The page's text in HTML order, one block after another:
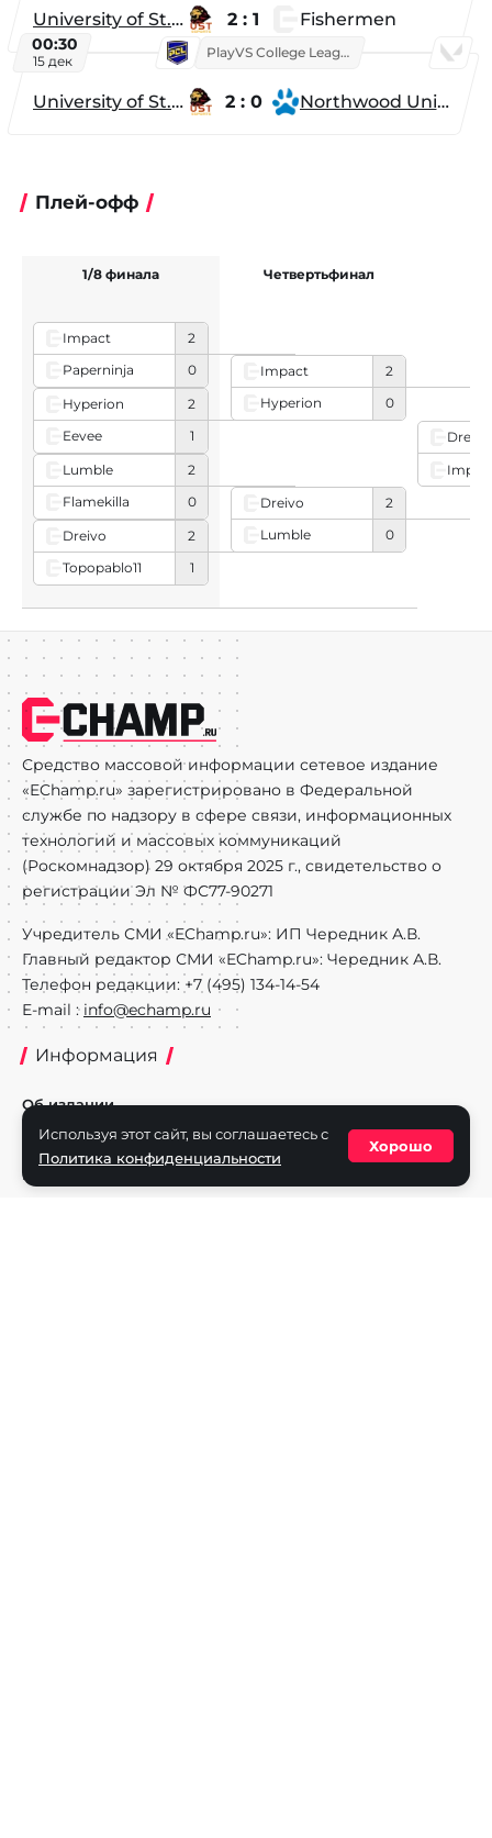
University of St. Thomas 2 : 1 Fishermen
00:30
15 дек
PlayVS College League 2025: Fall
University of St. Thomas 2 : 0 Northwood University
Плей-офф
Impact
2
Paperninja
0
Hyperion
2
Eevee
1
Lumble
2
Flamekilla
0
Dreivo
2
Topopablo11
1
1/8 финала
Impact
2
Hyperion
0
Dreivo
2
Lumble
0
Четвертьфинал
Dreivo
Средство массовой информации сетевое издание
«EChamp.ru» зарегистрировано в Федеральной
службе по надзору в сфере связи, информационных
технологий и массовых коммуникаций
(Роскомнадзор) 29 октября 2025 г., свидетельство о
регистрации Эл № ФС77-90271
Учредитель СМИ «EChamp.ru»: ИП Чередник А.В.
Главный редактор СМИ «EChamp.ru»: Чередник А.В.
Телефон редакции: +7 (495) 134-14-54
E-mail : info@echamp.ru
Информация
Об издании
Реклама на портале
Политика конфиденциальности
Используя этот сайт, вы соглашаетесь с
Политика конфиденциальности
Хорошо